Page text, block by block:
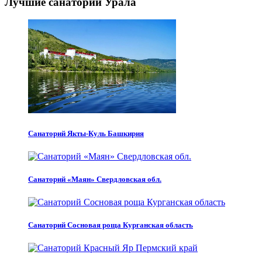
Санаторий Якты-Куль Башкирия
Санаторий «Маян» Свердловская обл.
Санаторий Сосновая роща Курганская область